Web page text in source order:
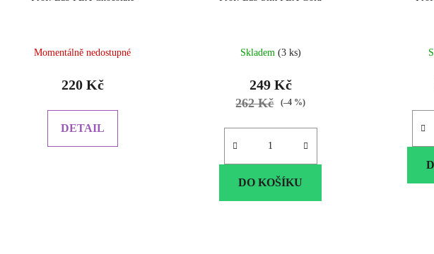
Momentálně nedostupné
220 Kč
DETAIL
Skladem (3 ks)
249 Kč
262 Kč (–4 %)
DO KOŠÍKU